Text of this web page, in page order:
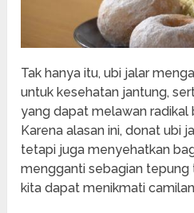
Tak hanya itu, ubi jalar
untuk kesehatan jantung,
yang dapat melawan radikal
Karena alasan ini, donat ubi
tetapi juga menyehatkan
mengganti sebagian tepung
kita dapat menikmati